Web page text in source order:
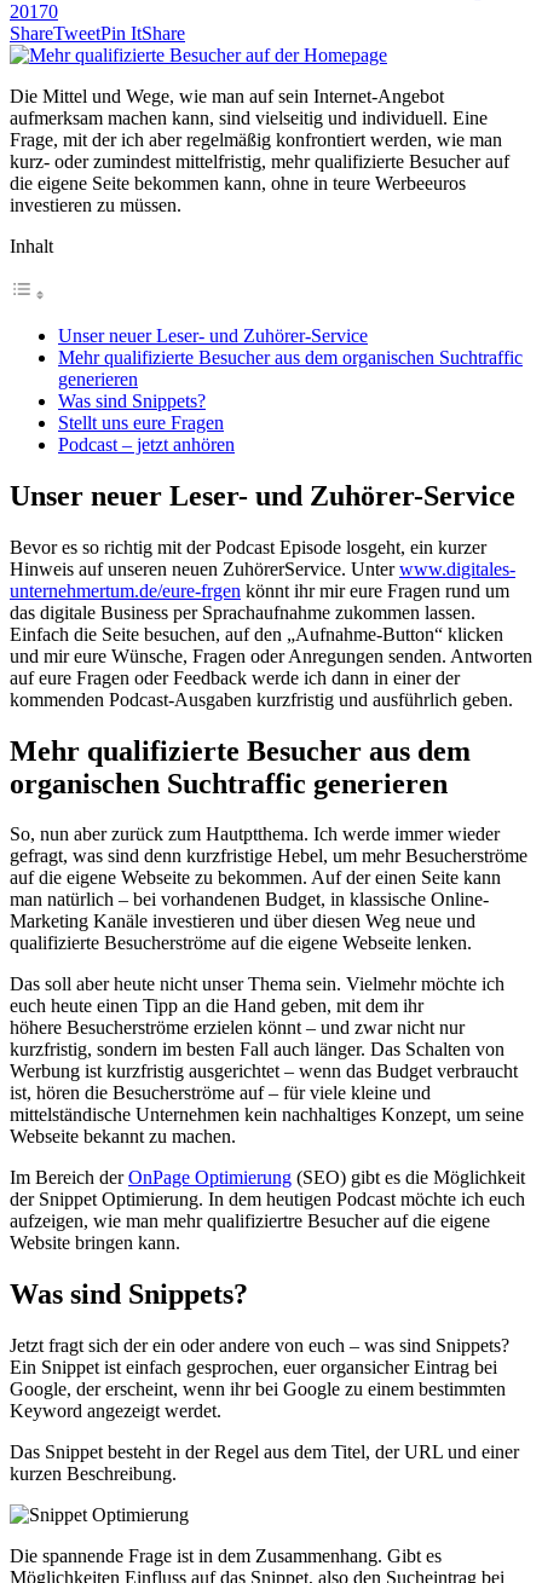
20170
ShareTweetPin ItShare
Die Mittel und Wege, wie man auf sein Internet-Angebot
aufmerksam machen kann, sind vielseitig und individuell. Eine
Frage, mit der ich aber regelmäßig konfrontiert werden, wie man
kurz- oder zumindest mittelfristig, mehr qualifizierte Besucher auf
die eigene Seite bekommen kann, ohne in teure Werbeeuros
investieren zu müssen.
Inhalt
Unser neuer Leser- und Zuhörer-Service
Mehr qualifizierte Besucher aus dem organischen Suchtraffic
generieren
Was sind Snippets?
Stellt uns eure Fragen
Podcast – jetzt anhören
Unser neuer Leser- und Zuhörer-Service
Bevor es so richtig mit der Podcast Episode losgeht, ein kurzer
Hinweis auf unseren neuen ZuhörerService. Unterwww.digitales-
unternehmertum.de/eure-frgen könnt ihr mir eure Fragen rund um
das digitale Business per Sprachaufnahme zukommen lassen.
Einfach die Seite besuchen, auf den „Aufnahme-Button“ klicken
und mir eure Wünsche, Fragen oder Anregungen senden. Antworten
auf eure Fragen oder Feedback werde ich dann in einer der
kommenden Podcast-Ausgaben kurzfristig und ausführlich geben.
Mehr qualifizierte Besucher aus dem
organischen Suchtraffic generieren
So, nun aber zurück zum Hautptthema. Ich werde immer wieder
gefragt, was sind denn kurzfristige Hebel, um mehr Besucherströme
auf die eigene Webseite zu bekommen. Auf der einen Seite kann
man natürlich – bei vorhandenen Budget, in klassische Online-
Marketing Kanäle investieren und über diesen Weg neue und
qualifizierte Besucherströme auf die eigene Webseite lenken.
Das soll aber heute nicht unser Thema sein. Vielmehr möchte ich
euch heute einen Tipp an die Hand geben, mit dem ihr
höhere Besucherströme erzielen könnt – und zwar nicht nur
kurzfristig, sondern im besten Fall auch länger. Das Schalten von
Werbung ist kurzfristig ausgerichtet – wenn das Budget verbraucht
ist, hören die Besucherströme auf – für viele kleine und
mittelständische Unternehmen kein nachhaltiges Konzept, um seine
Webseite bekannt zu machen.
Im Bereich derOnPage Optimierung (SEO) gibt es die Möglichkeit
der Snippet Optimierung. In dem heutigen Podcast möchte ich euch
aufzeigen, wie man mehr qualifiziertre Besucher auf die eigene
Website bringen kann.
Was sind Snippets?
Jetzt fragt sich der ein oder andere von euch – was sind Snippets?
Ein Snippet ist einfach gesprochen, euer organsicher Eintrag bei
Google, der erscheint, wenn ihr bei Google zu einem bestimmten
Keyword angezeigt werdet.
Das Snippet besteht in der Regel aus dem Titel, der URL und einer
kurzen Beschreibung.
Die spannende Frage ist in dem Zusammenhang. Gibt es
Möglichkeiten Einfluss auf das Snippet, also den Sucheintrag bei